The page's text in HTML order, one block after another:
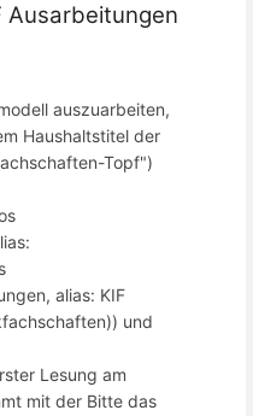
Ausarbeitungen
auszuarbeiten,
Haushaltstitel der
Topf")
alias: KIF
und
Lesung am
mit der Bitte das